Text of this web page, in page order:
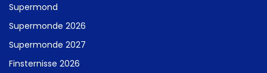
Supermond
Supermonde 2026
Supermonde 2027
Finsternisse 2026